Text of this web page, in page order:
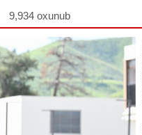
9,934 oxunub